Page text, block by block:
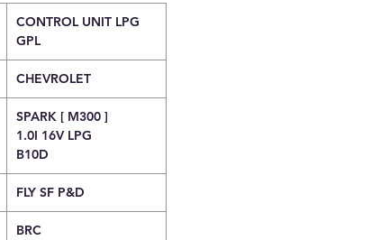
CONTROL UNIT LPG
GPL
CHEVROLET
SPARK [ M300 ]
1.0I 16V LPG
B10D
FLY SF P&D
BRC